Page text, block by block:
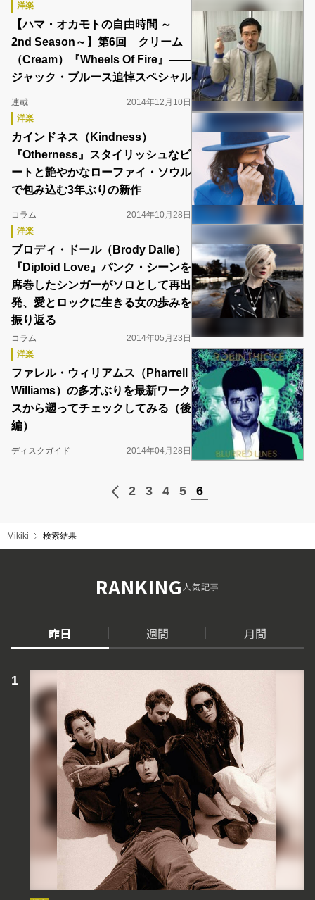
洋楽
【ハマ・オカモトの自由時間 ～
2nd Season～】第6回 クリーム
（Cream）『Wheels Of Fire』――
ジャック・ブルース追悼スペシャル
連載
2014年12月10日
洋楽
カインドネス（Kindness）
『Otherness』スタイリッシュなビ
ートと艶やかなローファイ・ソウル
で包み込む3年ぶりの新作
コラム
2014年10月28日
洋楽
ブロディ・ドール（Brody Dalle）
『Diploid Love』パンク・シーンを
席巻したシンガーがソロとして再出
発、愛とロックに生きる女の歩みを
振り返る
コラム
2014年05月23日
洋楽
ファレル・ウィリアムス（Pharrell
Williams）の多才ぶりを最新ワーク
スから遡ってチェックしてみる（後
編）
ディスクガイド 2014年04月28日
2 3 4 5 6
Mikiki 検索結果
RANKING人気記事
昨日 週間 月間